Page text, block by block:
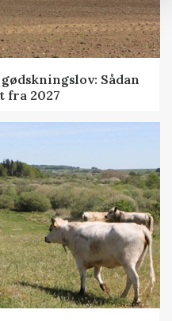
Sådan
fra 2027